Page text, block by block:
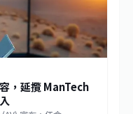
，延攬 ManTech